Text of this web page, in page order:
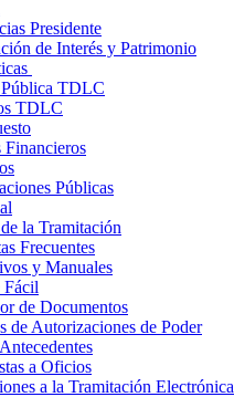
Presidente
de Interés y Patrimonio
TDLC
TDLC
Financieros
Públicas
la Tramitación
Frecuentes
y Manuales
Fácil
de Documentos
de Autorizaciones de Poder
a Oficios
a la Tramitación Electrónica